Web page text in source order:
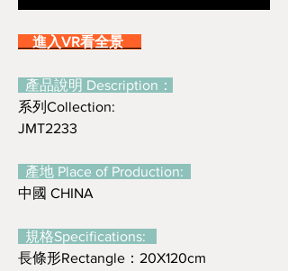
進入VR看全景
產品說明 Description：
系列Collection:
JMT2233
產地 Place of Production:
中國 CHINA
規格Specifications:
長條形Rectangle：20X120cm